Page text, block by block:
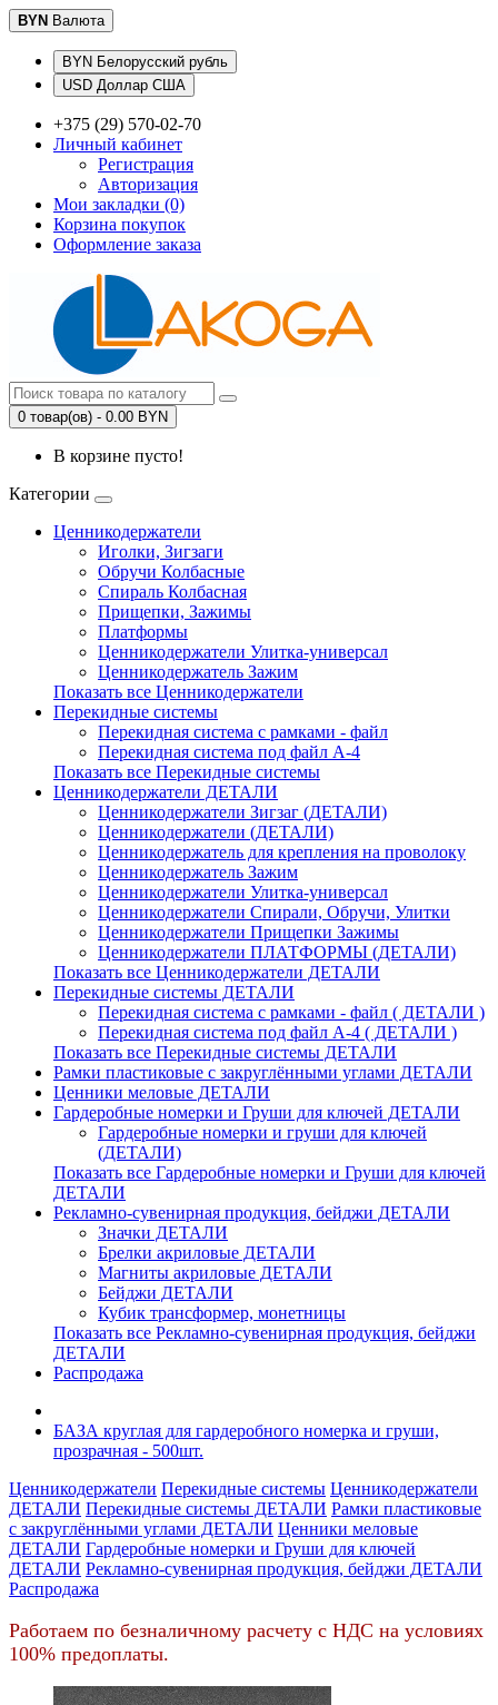
BYN Валюта
BYN Белорусский рубль
USD Доллар США
+375 (29) 570-02-70
Личный кабинет
Регистрация
Авторизация
Мои закладки (0)
Корзина покупок
Оформление заказа
0 товар(ов) - 0.00 BYN
В корзине пусто!
Категории
Ценникодержатели
Иголки, Зигзаги
Обручи Колбасные
Cпираль Колбасная
Прищепки, Зажимы
Платформы
Ценникодержатели Улитка-универсал
Ценникодержатель Зажим
Показать все Ценникодержатели
Перекидные системы
Перекидная система с рамками - файл
Перекидная система под файл А-4
Показать все Перекидные системы
Ценникодержатели ДЕТАЛИ
Ценникодержатели Зигзаг (ДЕТАЛИ)
Ценникодержатели (ДЕТАЛИ)
Ценникодержатель для крепления на проволоку
Ценникодержатель Зажим
Ценникодержатели Улитка-универсал
Ценникодержатели Спирали, Обручи, Улитки
Ценникодержатели Прищепки Зажимы
Ценникодержатели ПЛАТФОРМЫ (ДЕТАЛИ)
Показать все Ценникодержатели ДЕТАЛИ
Перекидные системы ДЕТАЛИ
Перекидная система с рамками - файл ( ДЕТАЛИ )
Перекидная система под файл А-4 ( ДЕТАЛИ )
Показать все Перекидные системы ДЕТАЛИ
Рамки пластиковые c закруглёнными углами ДЕТАЛИ
Ценники меловые ДЕТАЛИ
Гардеробные номерки и Груши для ключей ДЕТАЛИ
Гардеробные номерки и груши для ключей
(ДЕТАЛИ)
Показать все Гардеробные номерки и Груши для ключей
ДЕТАЛИ
Рекламно-сувенирная продукция, бейджи ДЕТАЛИ
Значки ДЕТАЛИ
Брелки акриловые ДЕТАЛИ
Магниты акриловые ДЕТАЛИ
Бейджи ДЕТАЛИ
Кубик трансформер, монетницы
Показать все Рекламно-сувенирная продукция, бейджи
ДЕТАЛИ
Распродажа
БАЗА круглая для гардеробного номерка и груши,
прозрачная - 500шт.
Ценникодержатели Перекидные системы Ценникодержатели
ДЕТАЛИ Перекидные системы ДЕТАЛИ Рамки пластиковые
c закруглёнными углами ДЕТАЛИ Ценники меловые
ДЕТАЛИ Гардеробные номерки и Груши для ключей
ДЕТАЛИ Рекламно-сувенирная продукция, бейджи ДЕТАЛИ
Распродажа
Работаем по безналичному расчету с НДС на условиях
100% предоплаты.